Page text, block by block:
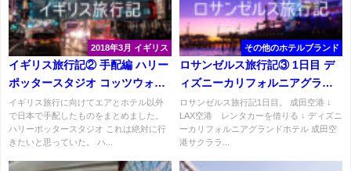
2018年3月 イギリス
イギリス旅行記② 手配編 ハリー
ポッタースタジオ コッツウォル
ズ観光 レストラン予約
イギリス旅行に向けてエアとホテル以外
で日本で手配したものをまとめました。
ハリーポッタースタジオ これは絶対に行
きたいと思っていた。 ハ...
その他のホテルブランド
ロサンゼルス旅行記③ 1日目 デ
ィズニーカリフォルニアグラン
ドホテル ブログ宿泊記
ロサンゼルス旅行記1日目。 成田空港 ↓
LAX空港 レンタカーを借りる ↓ ディズニ
ーカリフォルニアグランドホテル 成田空
港サクララ...